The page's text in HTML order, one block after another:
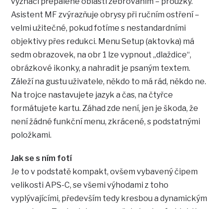
Asistent MF zvýrazňuje obrysy při ručním ostření –
velmi užitečné, pokud fotíme s nestandardními
objektivy přes redukci. Menu Setup (aktovka) má
sedm obrazovek, na obr 1 lze vypnout „dlaždice“,
obrázkové ikonky, a nahradit je psaným textem.
Záleží na gustu uživatele, někdo to má rád, někdo ne.
Na trojce nastavujete jazyk a čas, na čtyřce
formátujete kartu. Záhad zde není, jen je škoda, že
není žádné funkční menu, zkrácené, s podstatnými
položkami.
Jak se s ním fotí
Je to v podstatě kompakt, ovšem vybavený čipem
velikosti APS-C, se všemi výhodami z toho
vyplývajícími, především tedy kresbou a dynamickým